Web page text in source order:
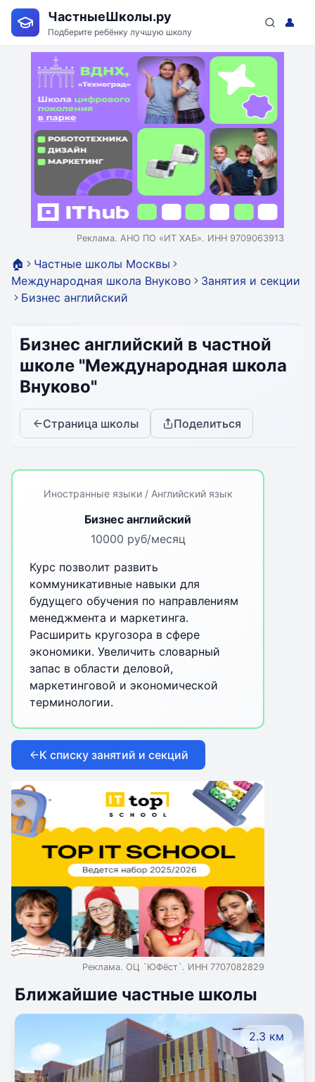
ЧастныеШколы.ру
Подберите ребёнку лучшую школу
👤
Реклама. АНО ПО «ИТ ХАБ». ИНН 9709063913
🏠
Частные школы Москвы
Международная школа Внуково
Занятия и секции
Бизнес английский
Бизнес английский в частной
школе "Международная школа
Внуково"
Страница школы Поделиться
Иностранные языки / Английский язык
Бизнес английский
10000 руб/месяц
Курс позволит развить
коммуникативные навыки для
будущего обучения по направлениям
менеджмента и маркетинга.
Расширить кругозора в сфере
экономики. Увеличить словарный
запас в области деловой,
маркетинговой и экономической
терминологии.
К списку занятий и секций
Реклама. ОЦ `ЮФёст`. ИНН 7707082829
Ближайшие частные школы
2.3 км